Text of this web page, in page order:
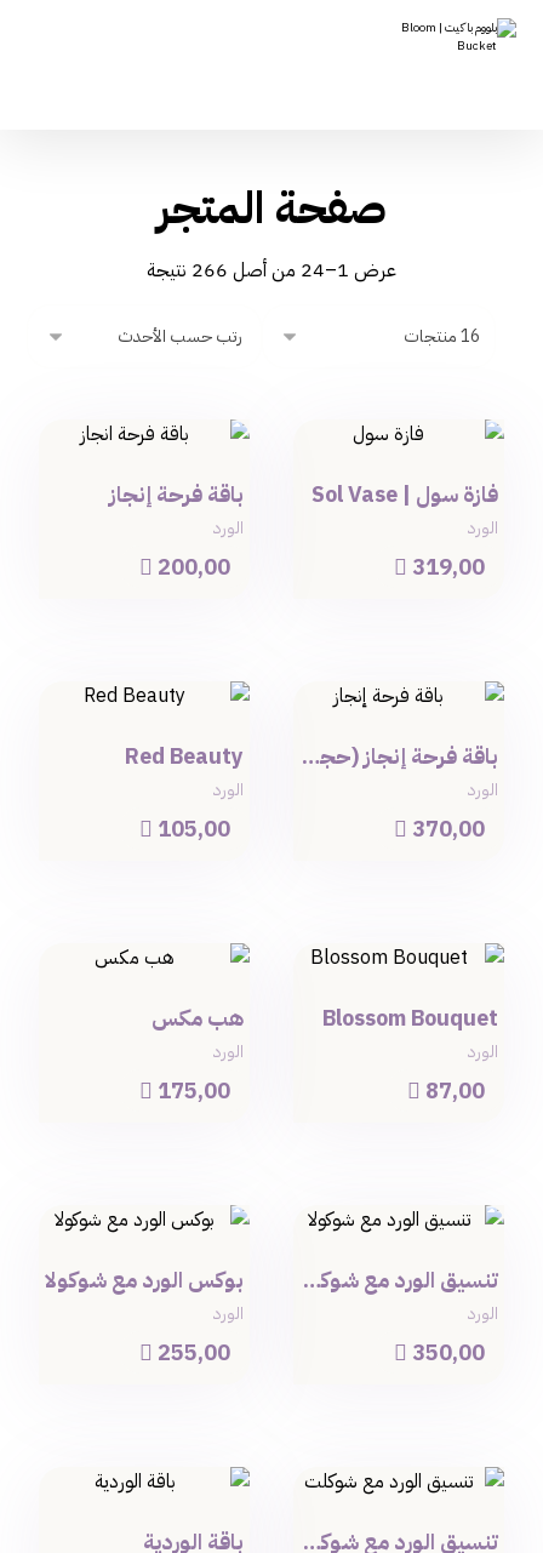
صفحة المتجر
عرض 1–24 من أصل 266 نتيجة
فازة سول | Sol Vase
الورد
 319,00
باقة فرحة إنجاز
الورد
 200,00
باقة فرحة إنجاز (حجم كبير)
الورد
 370,00
Red Beauty
الورد
 105,00
Blossom Bouquet
الورد
 87,00
هب مكس
الورد
 175,00
تنسيق الورد مع شوكولا
الورد
 350,00
بوكس الورد مع شوكولا
الورد
 255,00
تنسيق الورد مع شوكلت باقة الوردية